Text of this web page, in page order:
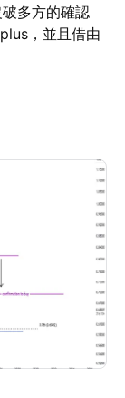
多方的確認
，並且借由
的存在，并且
符合多方行